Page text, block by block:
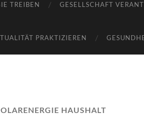
TREIBEN GESELLSCHAFT
PRAKTIZIEREN
HAUSHALT